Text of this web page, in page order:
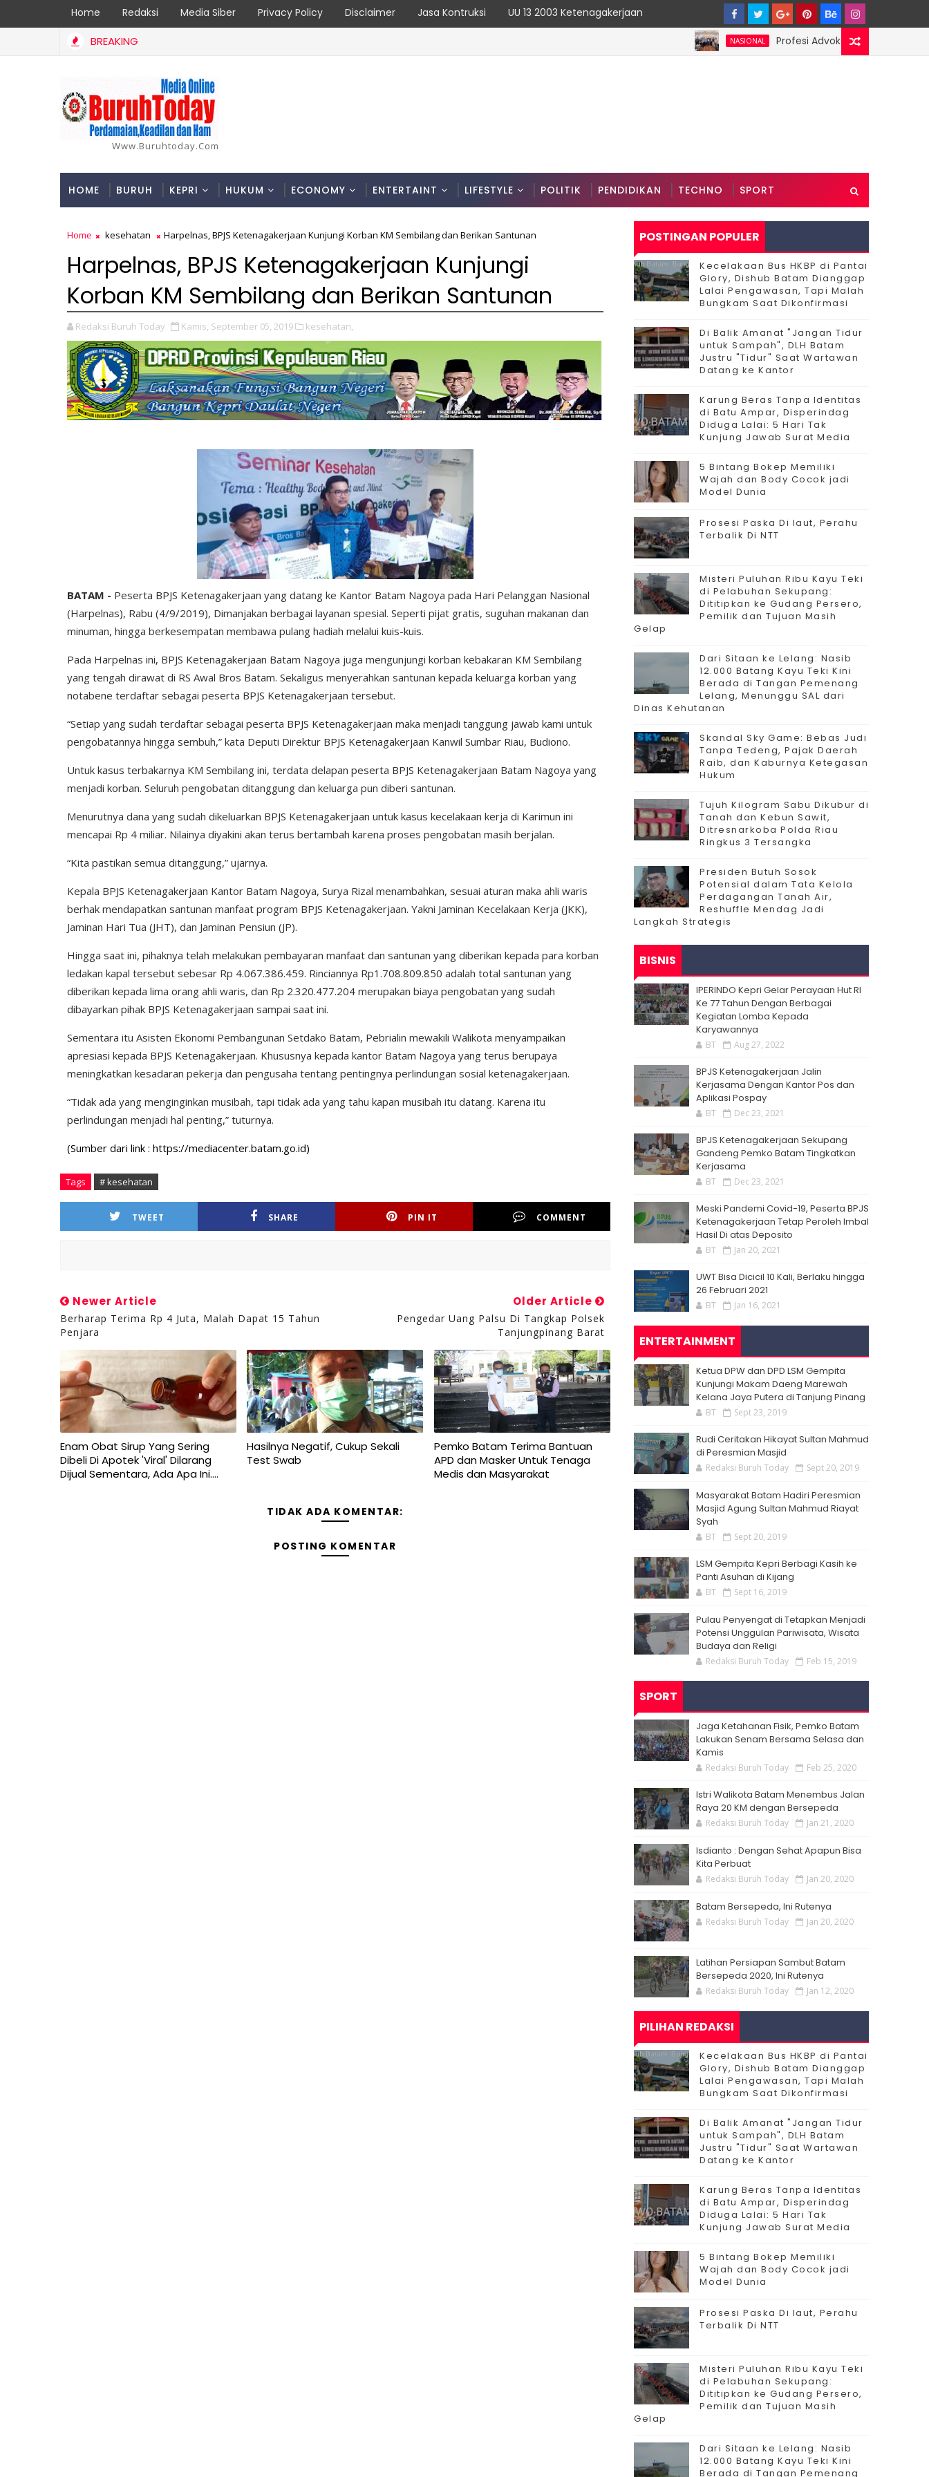
Home Redaksi Media Siber Privacy Policy Disclaimer Jasa Kontruksi UU 13 2003 Ketenagakerjaan
BREAKING NASIONAL
Profesi Advokat Diduga Dilecehkan
Www.buruhtoday.com
HOME BURUH KEPRI HUKUM ECONOMY ENTERTAINT LIFESTYLE POLITIK PENDIDIKAN TECHNO SPORT
Home kesehatan Harpelnas, BPJS Ketenagakerjaan Kunjungi Korban KM Sembilang dan Berikan Santunan
Harpelnas, BPJS Ketenagakerjaan Kunjungi
Korban KM Sembilang dan Berikan Santunan
Redaksi Buruh Today Kamis, September 05, 2019 kesehatan,
BATAM - Peserta BPJS Ketenagakerjaan yang datang ke Kantor Batam Nagoya pada Hari Pelanggan Nasional
(Harpelnas), Rabu (4/9/2019), Dimanjakan berbagai layanan spesial. Seperti pijat gratis, suguhan makanan dan
minuman, hingga berkesempatan membawa pulang hadiah melalui kuis-kuis.
Pada Harpelnas ini, BPJS Ketenagakerjaan Batam Nagoya juga mengunjungi korban kebakaran KM Sembilang
yang tengah dirawat di RS Awal Bros Batam. Sekaligus menyerahkan santunan kepada keluarga korban yang
notabene terdaftar sebagai peserta BPJS Ketenagakerjaan tersebut.
“Setiap yang sudah terdaftar sebagai peserta BPJS Ketenagakerjaan maka menjadi tanggung jawab kami untuk
pengobatannya hingga sembuh,” kata Deputi Direktur BPJS Ketenagakerjaan Kanwil Sumbar Riau, Budiono.
Untuk kasus terbakarnya KM Sembilang ini, terdata delapan peserta BPJS Ketenagakerjaan Batam Nagoya yang
menjadi korban. Seluruh pengobatan ditanggung dan keluarga pun diberi santunan.
Menurutnya dana yang sudah dikeluarkan BPJS Ketenagakerjaan untuk kasus kecelakaan kerja di Karimun ini
mencapai Rp 4 miliar. Nilainya diyakini akan terus bertambah karena proses pengobatan masih berjalan.
“Kita pastikan semua ditanggung,” ujarnya.
Kepala BPJS Ketenagakerjaan Kantor Batam Nagoya, Surya Rizal menambahkan, sesuai aturan maka ahli waris
berhak mendapatkan santunan manfaat program BPJS Ketenagakerjaan. Yakni Jaminan Kecelakaan Kerja (JKK),
Jaminan Hari Tua (JHT), dan Jaminan Pensiun (JP).
Hingga saat ini, pihaknya telah melakukan pembayaran manfaat dan santunan yang diberikan kepada para korban
ledakan kapal tersebut sebesar Rp 4.067.386.459. Rinciannya Rp1.708.809.850 adalah total santunan yang
diberikan kepada lima orang ahli waris, dan Rp 2.320.477.204 merupakan biaya pengobatan yang sudah
dibayarkan pihak BPJS Ketenagakerjaan sampai saat ini.
Sementara itu Asisten Ekonomi Pembangunan Setdako Batam, Pebrialin mewakili Walikota menyampaikan
apresiasi kepada BPJS Ketenagakerjaan. Khususnya kepada kantor Batam Nagoya yang terus berupaya
meningkatkan kesadaran pekerja dan pengusaha tentang pentingnya perlindungan sosial ketenagakerjaan.
“Tidak ada yang menginginkan musibah, tapi tidak ada yang tahu kapan musibah itu datang. Karena itu
perlindungan menjadi hal penting,” tuturnya.
(Sumber dari link : https://mediacenter.batam.go.id)
Tags # kesehatan
TWEET SHARE PIN IT COMMENT
Newer Article
Berharap Terima Rp 4 Juta, Malah Dapat 15 Tahun
Penjara
Older Article
Pengedar Uang Palsu Di Tangkap Polsek
Tanjungpinang Barat
Enam Obat Sirup Yang Sering
Dibeli Di Apotek 'Viral' Dilarang
Dijual Sementara, Ada Apa Ini....
Hasilnya Negatif, Cukup Sekali
Test Swab
Pemko Batam Terima Bantuan
APD dan Masker Untuk Tenaga
Medis dan Masyarakat
TIDAK ADA KOMENTAR:
POSTING KOMENTAR
POSTINGAN POPULER
Kecelakaan Bus HKBP di Pantai
Glory, Dishub Batam Dianggap
Lalai Pengawasan, Tapi Malah
Bungkam Saat Dikonfirmasi
Di Balik Amanat "Jangan Tidur
untuk Sampah", DLH Batam
Justru "Tidur" Saat Wartawan
Datang ke Kantor
Karung Beras Tanpa Identitas
di Batu Ampar, Disperindag
Diduga Lalai: 5 Hari Tak
Kunjung Jawab Surat Media
5 Bintang Bokep Memiliki
Wajah dan Body Cocok jadi
Model Dunia
Prosesi Paska Di laut, Perahu
Terbalik Di NTT
Misteri Puluhan Ribu Kayu Teki
di Pelabuhan Sekupang:
Dititipkan ke Gudang Persero,
Pemilik dan Tujuan Masih
Gelap
Dari Sitaan ke Lelang: Nasib
12.000 Batang Kayu Teki Kini
Berada di Tangan Pemenang
Lelang, Menunggu SAL dari
Dinas Kehutanan
Skandal Sky Game: Bebas Judi
Tanpa Tedeng, Pajak Daerah
Raib, dan Kaburnya Ketegasan
Hukum
Tujuh Kilogram Sabu Dikubur di
Tanah dan Kebun Sawit,
Ditresnarkoba Polda Riau
Ringkus 3 Tersangka
Presiden Butuh Sosok
Potensial dalam Tata Kelola
Perdagangan Tanah Air,
Reshuffle Mendag Jadi
Langkah Strategis
BISNIS
IPERINDO Kepri Gelar Perayaan Hut RI
Ke 77 Tahun Dengan Berbagai
Kegiatan Lomba Kepada
Karyawannya
BT Aug 27, 2022
BPJS Ketenagakerjaan Jalin
Kerjasama Dengan Kantor Pos dan
Aplikasi Pospay
BT Dec 23, 2021
BPJS Ketenagakerjaan Sekupang
Gandeng Pemko Batam Tingkatkan
Kerjasama
BT Dec 23, 2021
Meski Pandemi Covid-19, Peserta BPJS
Ketenagakerjaan Tetap Peroleh Imbal
Hasil Di atas Deposito
BT Jan 20, 2021
UWT Bisa Dicicil 10 Kali, Berlaku hingga
26 Februari 2021
BT Jan 16, 2021
ENTERTAINMENT
Ketua DPW dan DPD LSM Gempita
Kunjungi Makam Daeng Marewah
Kelana Jaya Putera di Tanjung Pinang
BT Sept 23, 2019
Rudi Ceritakan Hikayat Sultan Mahmud
di Peresmian Masjid
Redaksi Buruh Today Sept 20, 2019
Masyarakat Batam Hadiri Peresmian
Masjid Agung Sultan Mahmud Riayat
Syah
BT Sept 20, 2019
LSM Gempita Kepri Berbagi Kasih ke
Panti Asuhan di Kijang
BT Sept 16, 2019
Pulau Penyengat di Tetapkan Menjadi
Potensi Unggulan Pariwisata, Wisata
Budaya dan Religi
Redaksi Buruh Today Feb 15, 2019
SPORT
Jaga Ketahanan Fisik, Pemko Batam
Lakukan Senam Bersama Selasa dan
Kamis
Redaksi Buruh Today Feb 25, 2020
Istri Walikota Batam Menembus Jalan
Raya 20 KM dengan Bersepeda
Redaksi Buruh Today Jan 21, 2020
Isdianto : Dengan Sehat Apapun Bisa
Kita Perbuat
Redaksi Buruh Today Jan 20, 2020
Batam Bersepeda, Ini Rutenya
Redaksi Buruh Today Jan 20, 2020
Latihan Persiapan Sambut Batam
Bersepeda 2020, Ini Rutenya
Redaksi Buruh Today Jan 12, 2020
PILIHAN REDAKSI
Kecelakaan Bus HKBP di Pantai
Glory, Dishub Batam Dianggap
Lalai Pengawasan, Tapi Malah
Bungkam Saat Dikonfirmasi
Di Balik Amanat "Jangan Tidur
untuk Sampah", DLH Batam
Justru "Tidur" Saat Wartawan
Datang ke Kantor
Karung Beras Tanpa Identitas
di Batu Ampar, Disperindag
Diduga Lalai: 5 Hari Tak
Kunjung Jawab Surat Media
5 Bintang Bokep Memiliki
Wajah dan Body Cocok jadi
Model Dunia
Prosesi Paska Di laut, Perahu
Terbalik Di NTT
Misteri Puluhan Ribu Kayu Teki
di Pelabuhan Sekupang:
Dititipkan ke Gudang Persero,
Pemilik dan Tujuan Masih
Gelap
Dari Sitaan ke Lelang: Nasib
12.000 Batang Kayu Teki Kini
Berada di Tangan Pemenang